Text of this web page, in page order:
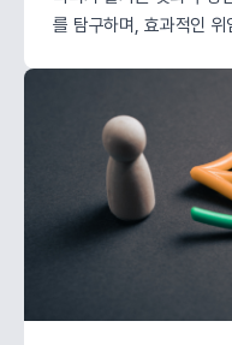
를 탐구하며, 효과적인